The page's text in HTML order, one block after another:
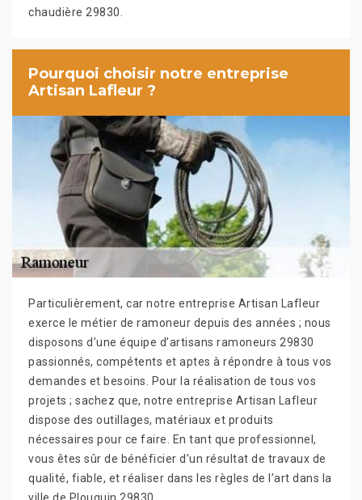
chaudière 29830.
Pourquoi choisir notre entreprise
Artisan Lafleur ?
Particulièrement, car notre entreprise Artisan Lafleur
exerce le métier de ramoneur depuis des années ; nous
disposons d’une équipe d’artisans ramoneurs 29830
passionnés, compétents et aptes à répondre à tous vos
demandes et besoins. Pour la réalisation de tous vos
projets ; sachez que, notre entreprise Artisan Lafleur
dispose des outillages, matériaux et produits
nécessaires pour ce faire. En tant que professionnel,
vous êtes sûr de bénéficier d’un résultat de travaux de
qualité, fiable, et réaliser dans les règles de l’art dans la